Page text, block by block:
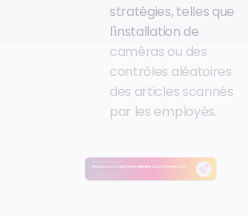
stratégies, telles que
l'installation de
caméras ou des
contrôles aléatoires
des articles scannés
par les employés.